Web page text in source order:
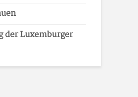
der Luxemburger